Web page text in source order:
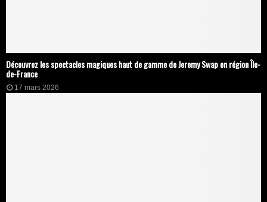
Découvrez les spectacles magiques haut de gamme de Jeremy Swap en région Île-
de-France
17 mars 2026